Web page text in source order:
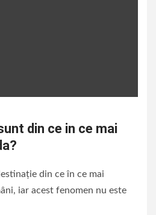
din ce in ce mai
din ce în ce mai
iar acest fenomen nu este